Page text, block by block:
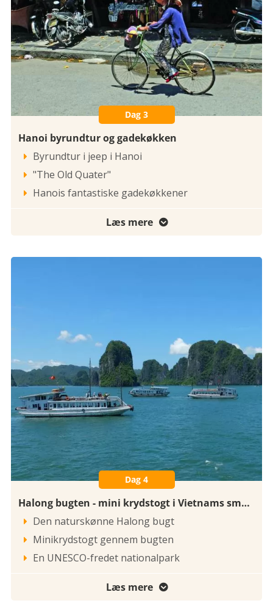
Dag 3
Hanoi byrundtur og gadekøkken
 Byrundtur i jeep i Hanoi
 "The Old Quater"
 Hanois fantastiske gadekøkkener
Læs mere 
Dag 4
Halong bugten - mini krydstogt i Vietnams smukkeste landskaber
 Den naturskønne Halong bugt
 Minikrydstogt gennem bugten
 En UNESCO-fredet nationalpark
Læs mere 